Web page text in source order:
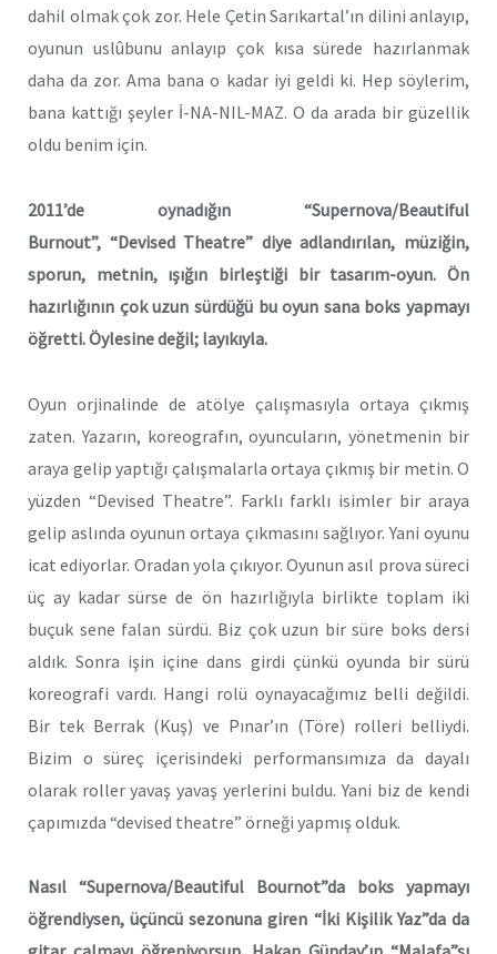
dahil olmak çok zor. Hele Çetin Sarıkartal’ın dilini anlayıp,
oyunun uslûbunu anlayıp çok kısa sürede hazırlanmak
daha da zor. Ama bana o kadar iyi geldi ki. Hep söylerim,
bana kattığı şeyler İ-NA-NIL-MAZ. O da arada bir güzellik
oldu benim için.
2011’de oynadığın “Supernova/Beautiful
Burnout”, “Devised Theatre” diye adlandırılan, müziğin,
sporun, metnin, ışığın birleştiği bir tasarım-oyun. Ön
hazırlığının çok uzun sürdüğü bu oyun sana boks yapmayı
öğretti. Öylesine değil; layıkıyla.
Oyun orjinalinde de atölye çalışmasıyla ortaya çıkmış
zaten. Yazarın, koreografın, oyuncuların, yönetmenin bir
araya gelip yaptığı çalışmalarla ortaya çıkmış bir metin. O
yüzden “Devised Theatre”. Farklı farklı isimler bir araya
gelip aslında oyunun ortaya çıkmasını sağlıyor. Yani oyunu
icat ediyorlar. Oradan yola çıkıyor. Oyunun asıl prova süreci
üç ay kadar sürse de ön hazırlığıyla birlikte toplam iki
buçuk sene falan sürdü. Biz çok uzun bir süre boks dersi
aldık. Sonra işin içine dans girdi çünkü oyunda bir sürü
koreografi vardı. Hangi rolü oynayacağımız belli değildi.
Bir tek Berrak (Kuş) ve Pınar’ın (Töre) rolleri belliydi.
Bizim o süreç içerisindeki performansımıza da dayalı
olarak roller yavaş yavaş yerlerini buldu. Yani biz de kendi
çapımızda “devised theatre” örneği yapmış olduk.
Nasıl “Supernova/Beautiful Bournot”da boks yapmayı
öğrendiysen, üçüncü sezonuna giren “İki Kişilik Yaz”da da